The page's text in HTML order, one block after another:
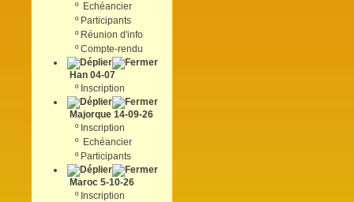
º Echéancier
º Participants
º Réunion d'info
ºCompte-rendu
Han 04-07
º Inscription
Majorque 14-09-26
º Inscription
º Echéancier
º Participants
Maroc 5-10-26
º Inscription